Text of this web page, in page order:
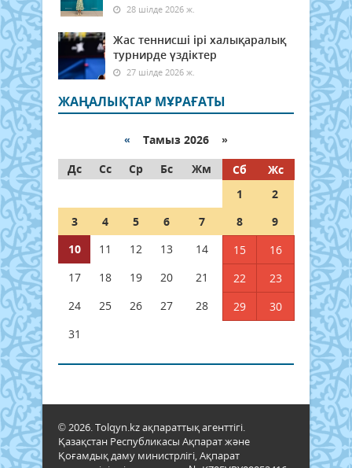
28 шілде 2026 ж.
Жас теннисші ірі халықаралық
турнирде үздіктер
27 шілде 2026 ж.
ЖАҢАЛЫҚТАР МҰРАҒАТЫ
« Тамыз 2026 »
Дс
Сс Ср Бс Жм Сб
Жс
1
2
3
4 5 6 7 8
9
10
11 12 13 14 15
16
17
18 19 20 21 22
23
24
25 26 27 28 29
30
31
© 2026. Tolqyn.kz ақпараттық агенттігі.
Қазақстан Республикасы Ақпарат және
Қоғамдық даму министрлігі, Ақпарат